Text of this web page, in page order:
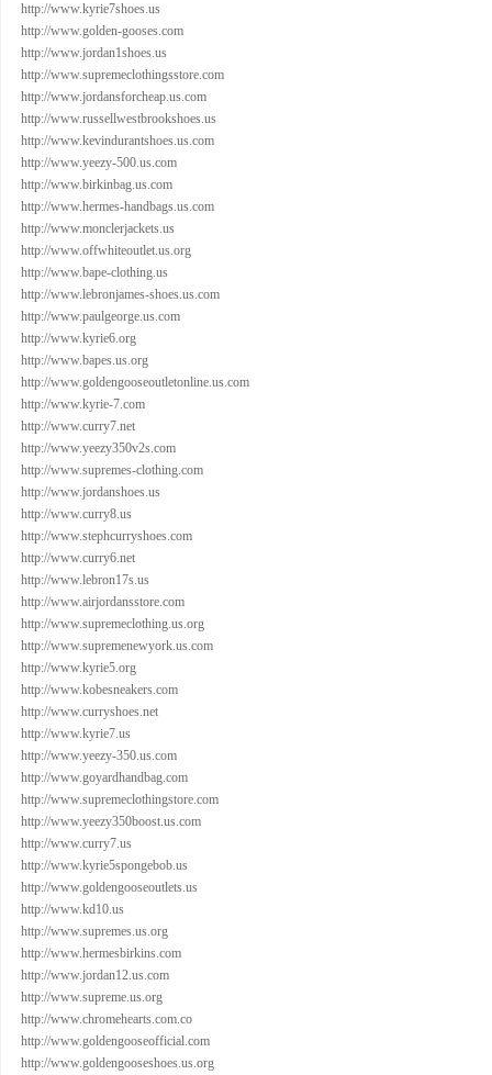
http://www.kyrie7shoes.us
http://www.golden-gooses.com
http://www.jordan1shoes.us
http://www.supremeclothingsstore.com
http://www.jordansforcheap.us.com
http://www.russellwestbrookshoes.us
http://www.kevindurantshoes.us.com
http://www.yeezy-500.us.com
http://www.birkinbag.us.com
http://www.hermes-handbags.us.com
http://www.monclerjackets.us
http://www.offwhiteoutlet.us.org
http://www.bape-clothing.us
http://www.lebronjames-shoes.us.com
http://www.paulgeorge.us.com
http://www.kyrie6.org
http://www.bapes.us.org
http://www.goldengooseoutletonline.us.com
http://www.kyrie-7.com
http://www.curry7.net
http://www.yeezy350v2s.com
http://www.supremes-clothing.com
http://www.jordanshoes.us
http://www.curry8.us
http://www.stephcurryshoes.com
http://www.curry6.net
http://www.lebron17s.us
http://www.airjordansstore.com
http://www.supremeclothing.us.org
http://www.supremenewyork.us.com
http://www.kyrie5.org
http://www.kobesneakers.com
http://www.curryshoes.net
http://www.kyrie7.us
http://www.yeezy-350.us.com
http://www.goyardhandbag.com
http://www.supremeclothingstore.com
http://www.yeezy350boost.us.com
http://www.curry7.us
http://www.kyrie5spongebob.us
http://www.goldengooseoutlets.us
http://www.kd10.us
http://www.supremes.us.org
http://www.hermesbirkins.com
http://www.jordan12.us.com
http://www.supreme.us.org
http://www.chromehearts.com.co
http://www.goldengooseofficial.com
http://www.goldengooseshoes.us.org